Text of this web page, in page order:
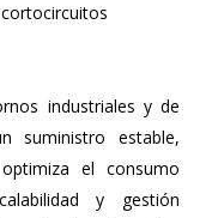
industriales y de
suministro estable,
el consumo
y gestión